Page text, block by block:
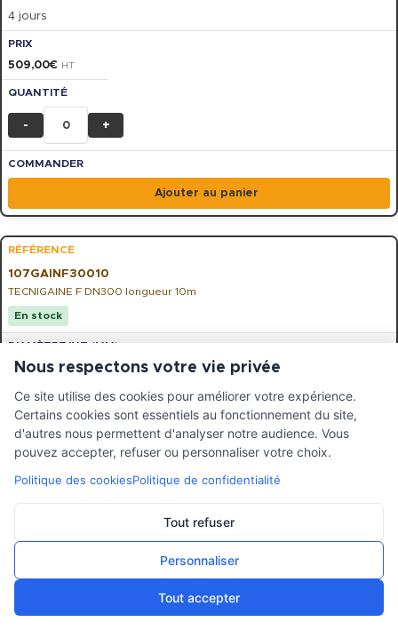
4 jours
509,00€ HT
- +
Ajouter au panier
107GAINF30010
TECNIGAINE F DN300 longueur 10m
En stock
300
Nous respectons votre vie privée
Ce site utilise des cookies pour améliorer votre expérience.
Certains cookies sont essentiels au fonctionnement du site,
d'autres nous permettent d'analyser notre audience. Vous
pouvez accepter, refuser ou personnaliser votre choix.
Politique des cookiesPolitique de confidentialité
Tout refuser
Personnaliser
Tout accepter